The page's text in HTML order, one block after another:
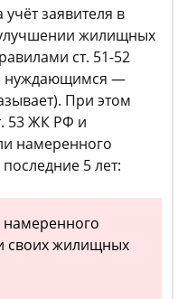
заявителя в
жилищных
ст. 51-52
нуждающимся —
При этом
53 ЖК РФ и
намеренного
5 лет:
намеренного
своих жилищных